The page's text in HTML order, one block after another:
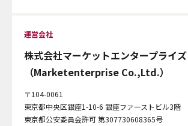
運営会社
株式会社マーケットエンタープライズ
（Marketenterprise Co.,Ltd.）
〒104-0061
東京都中央区銀座1-10-6 銀座ファーストビル3階
東京都公安委員会許可 第307730608365号